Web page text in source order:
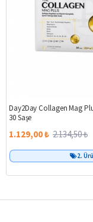
Day2Day Collagen Mag
30 Saşe
1.129,00 ₺ 2.134,50 ₺
2.